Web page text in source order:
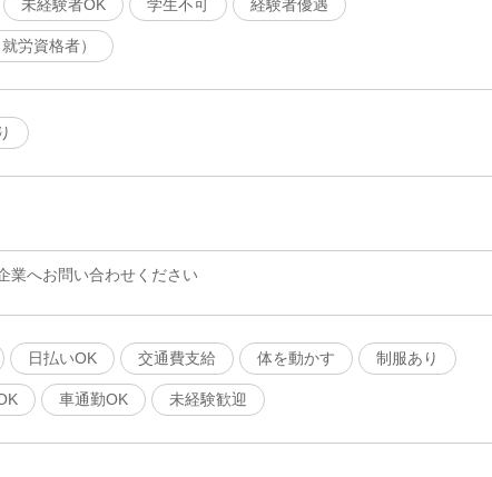
未経験者OK 学生不可 経験者優遇
労資格者）
業へお問い合わせください
日払いOK 交通費支給 体を動かす 制服あり
車通勤OK 未経験歓迎